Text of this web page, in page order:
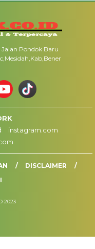
Jalan Pondok Baru
instagram.com
DISCLAIMER
2023